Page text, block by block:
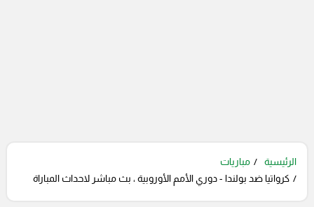
الرئيسية
مباريات
كرواتيا ضد بولندا - دوري الأمم الأوروبية ، بث مباشر لاحداث المباراة